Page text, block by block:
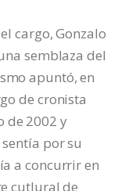
cargo, Gonzalo
semblaza del
apuntó, en
de cronista
de 2002 y
por su
a concurrir en
cutlural de